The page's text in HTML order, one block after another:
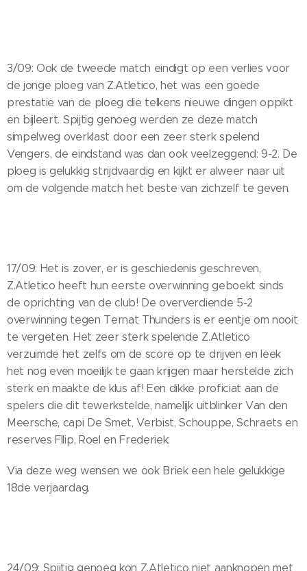
3/09: Ook de tweede match eindigt op een verlies voor
de jonge ploeg van Z.Atletico, het was een goede
prestatie van de ploeg die telkens nieuwe dingen oppikt
en bijleert. Spijtig genoeg werden ze deze match
simpelweg overklast door een zeer sterk spelend
Vengers, de eindstand was dan ook veelzeggend: 9-2. De
ploeg is gelukkig strijdvaardig en kijkt er alweer naar uit
om de volgende match het beste van zichzelf te geven.
17/09: Het is zover, er is geschiedenis geschreven,
Z.Atletico heeft hun eerste overwinning geboekt sinds
de oprichting van de club! De oververdiende 5-2
overwinning tegen Ternat Thunders is er eentje om nooit
te vergeten. Het zeer sterk spelende Z.Atletico
verzuimde het zelfs om de score op te drijven en leek
het nog even moeilijk te gaan krijgen maar herstelde zich
sterk en maakte de klus af! Een dikke proficiat aan de
spelers die dit tewerkstelde, namelijk uitblinker Van den
Meersche, capi De Smet, Verbist, Schouppe, Schraets en
reserves FIlip, Roel en Frederiek.
Via deze weg wensen we ook Briek een hele gelukkige
18de verjaardag.
24/09: Spijtig genoeg kon Z.Atletico niet aanknopen met